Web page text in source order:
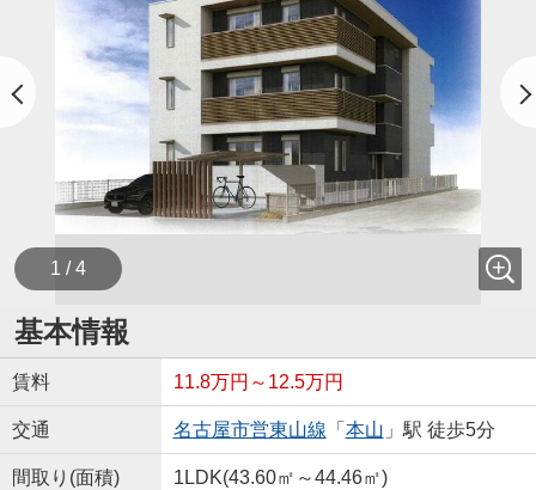
1 / 4
基本情報
賃料 11.8万円～12.5万円
交通 名古屋市営東山線 「 本山 」駅 徒歩5分
間取り(面積) 1LDK(43.60㎡～44.46㎡)